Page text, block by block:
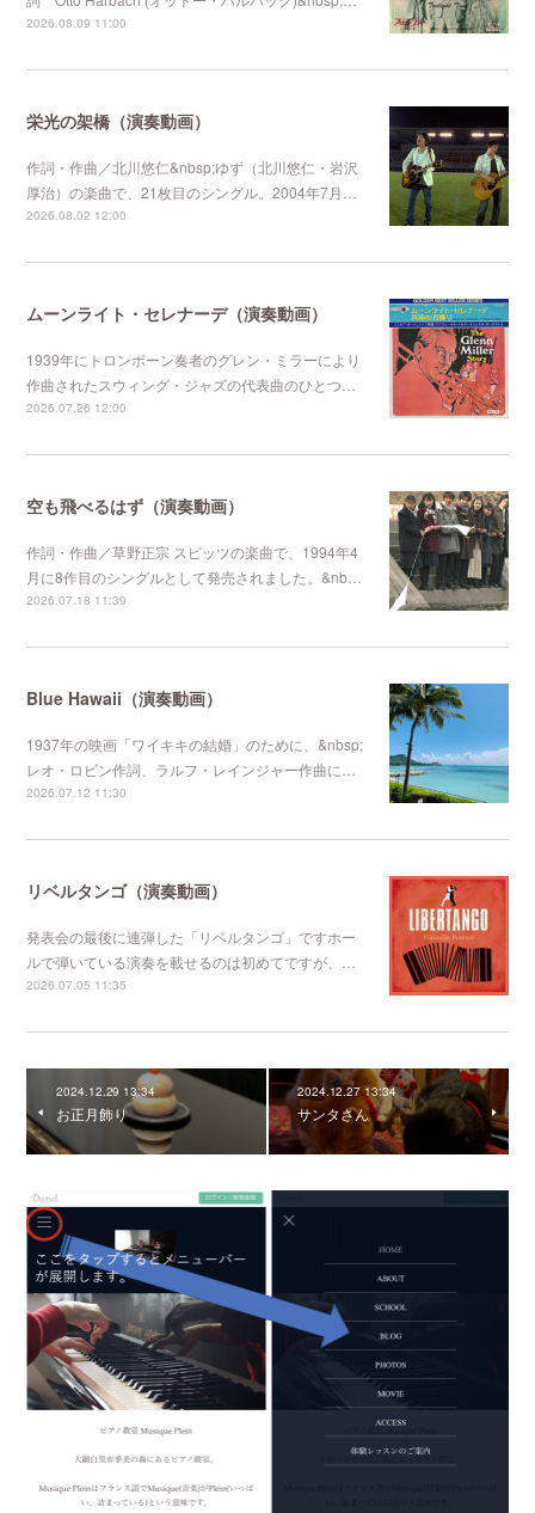
2026.08.09 11:00
栄光の架橋（演奏動画）
作詞・作曲／北川悠仁&nbsp;ゆず（北川悠仁・岩沢
厚治）の楽曲で、21枚目のシングル。2004年7月…
2026.08.02 12:00
ムーンライト・セレナーデ（演奏動画）
1939年にトロンボーン奏者のグレン・ミラーにより
作曲されたスウィング・ジャズの代表曲のひとつ…
2026.07.26 12:00
空も飛べるはず（演奏動画）
作詞・作曲／草野正宗 スピッツの楽曲で、1994年4
月に8作目のシングルとして発売されました。&nb…
2026.07.18 11:39
Blue Hawaii（演奏動画）
1937年の映画「ワイキキの結婚」のために、&nbsp;
レオ・ロビン作詞、ラルフ・レインジャー作曲に…
2026.07.12 11:30
リベルタンゴ（演奏動画）
発表会の最後に連弾した「リベルタンゴ」ですホー
ルで弾いている演奏を載せるのは初めてですが、…
2026.07.05 11:35
2024.12.29 13:34
お正月飾り
2024.12.27 13:34
サンタさん